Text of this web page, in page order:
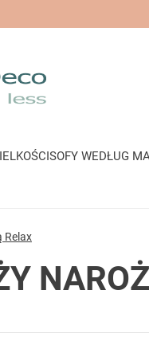
SOFY WEDŁUG
Relax